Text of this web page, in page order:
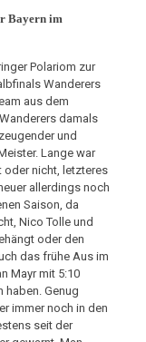
Bayern im
Polariom zur
Wanderers
aus dem
damals
und
Lange war
oder nicht, letzteres
allerdings noch
Saison, da
Nico Tolle und
oder den
das frühe Aus im
Mayr mit 5:10
Genug
immer noch in den
seit der